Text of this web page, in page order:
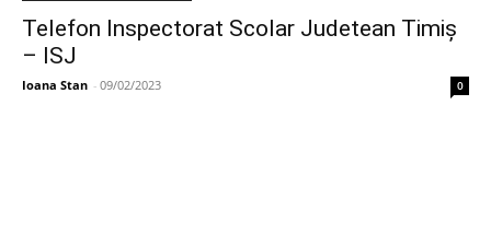
Telefon Inspectorat Scolar Judetean Timiș
– ISJ
Ioana Stan - 09/02/2023 0